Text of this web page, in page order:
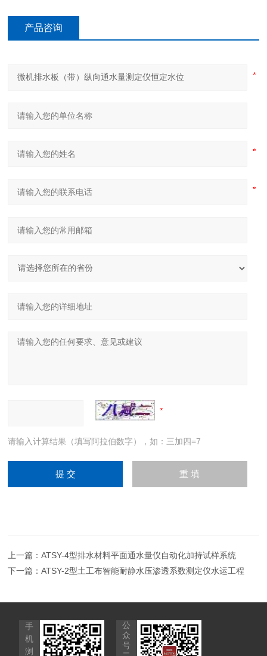
产品咨询
请输入计算结果（填写阿拉伯数字），如：三加四=7
上一篇：ATSY-4型排水材料平面通水量仪自动化加持试样系统
下一篇：ATSY-2型土工布智能耐静水压渗透系数测定仪水运工程
手
机
浏
公
众
号